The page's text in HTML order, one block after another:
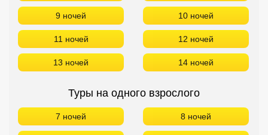
9 ночей 10 ночей
11 ночей 12 ночей
13 ночей 14 ночей
Туры на одного взрослого
7 ночей 8 ночей